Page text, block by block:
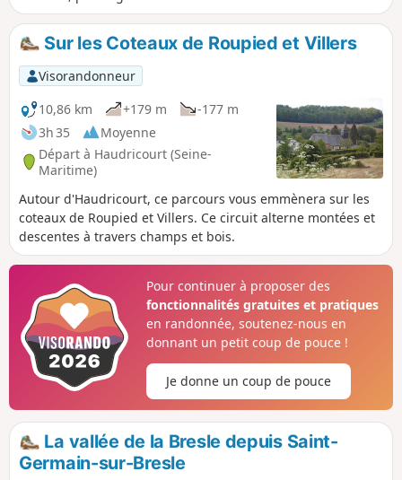
permet d'apprécier l'architecture non
seulement de plusieurs châteaux et
monuments religieux, mais aussi celle
des villages traversés. Le vieux centre
d'Aumale, avec sa mairie et sa
majestueuse église, méritent aussi une
petite flânerie supplémentaire.
Sur les Coteaux de Roupied et Villers
Visorandonneur
10,86 km
+179 m
-177 m
3h 35
Moyenne
Départ à Haudricourt (Seine-
Maritime)
Autour d'Haudricourt, ce parcours vous emmènera sur les
coteaux de Roupied et Villers. Ce circuit alterne montées et
descentes à travers champs et bois.
Pour continuer à proposer des
fonctionnalités gratuites et pratiques
en randonnée, soutenez-nous en
donnant un petit coup de pouce !
Je donne un coup de pouce
La vallée de la Bresle depuis Saint-
Germain-sur-Bresle